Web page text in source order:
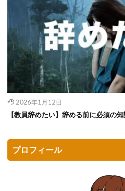
2026年1月12日
【教員辞めたい】辞める前に必須の
プロフィール